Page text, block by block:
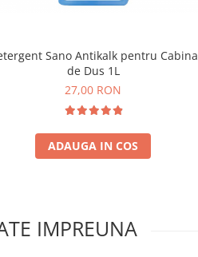
Sano Antikalk pentru Cabina
de Dus 1L
27,00 RON
ADAUGA IN COS
IMPREUNA